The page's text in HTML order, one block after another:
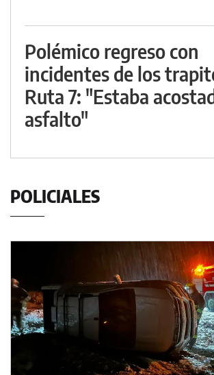
Polémico regreso con
incidentes de los
Ruta 7: "Estaba
asfalto"
POLICIALES